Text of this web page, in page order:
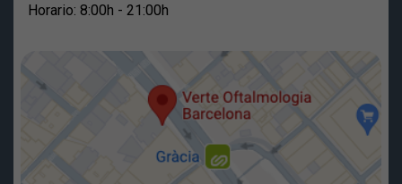
Horario: 8:00h - 21:00h